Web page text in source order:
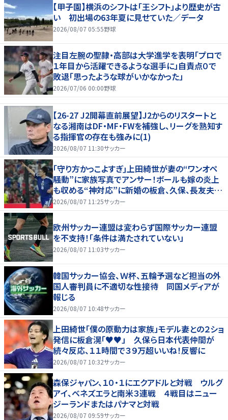
【甲子園】横浜のシフトは「王シフト」より歴史が古
い 初出場の63年夏に見せていた／データ
2026/08/07 05:55野球
注目左腕の聖隷・高部は大学進学を表明「プロで
１年目から活躍できるような選手に」自責点０で
敗退「思ったような球がいかなかった」
2026/07/06 00:00野球
【26-27 J2開幕直前展望】J2からのリスタートと
なる湘南はDF・MF・FWを補強し、リーグを熟知す
る指揮官の存在も強みに(1)
2026/08/07 11:30サッカー
｢守り方かっこよすぎ｣上田綺世が妻の“ワンオペ
騒動”に家族写真でアンサー！ボールも嫁の炎上
も収める“神対応”に新婚の板倉、久保、長友夫妻
もエール！
2026/08/07 11:25サッカー
欧州サッカー連盟は変わらず国際サッカー連盟
を不支持！「条件は満たされていない」
2026/08/07 11:03サッカー
韓国サッカー協会、Ｗ杯、五輪予選など担当の外
国人審判員に不適切な性接待 同国メディアが
報じる
2026/08/07 10:48サッカー
上田綺世「僕の原動力は家族」モデル妻との２ショ
発信に板倉滉「♥♥」 久保ら日本代表仲間が
続々反応、１１時間で３９万超いいね！反響に
2026/08/07 10:32サッカー
森保ジャパン、１０・１にエクアドルと対戦 ウルグ
アイ、ベネズエラと南米３連戦 ４戦目はニュー
ジーランドまたはパナマと対戦
2026/08/07 09:59サッカー